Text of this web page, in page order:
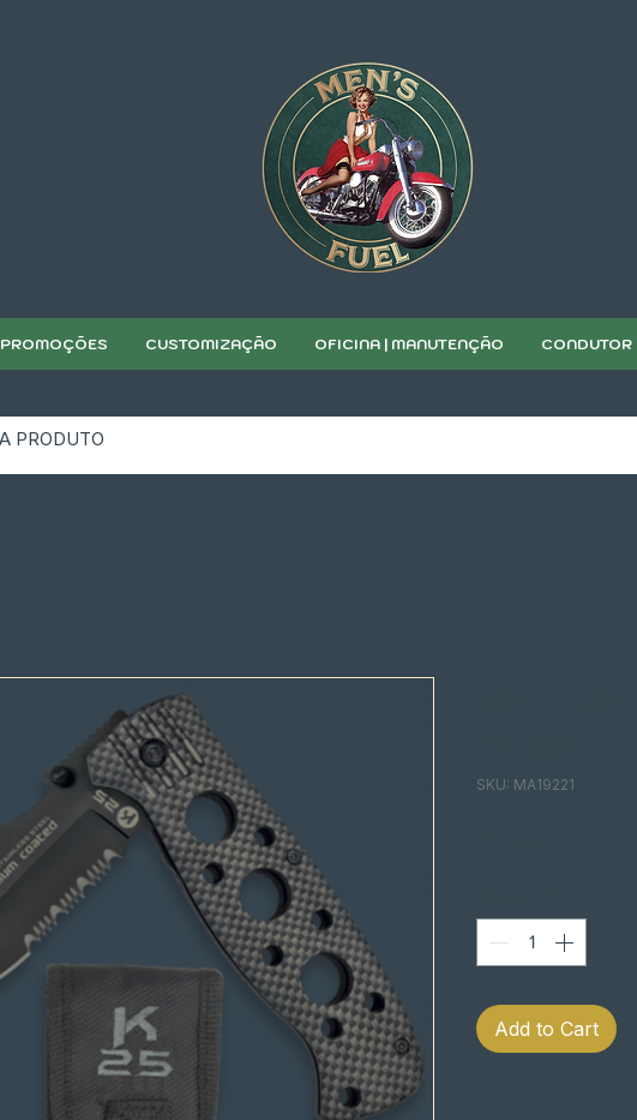
PROMOÇÕES CUSTOMIZAÇÃO OFICINA | MANUTENÇÃO CONDUTOR
SKU: MA19221
Add to Cart